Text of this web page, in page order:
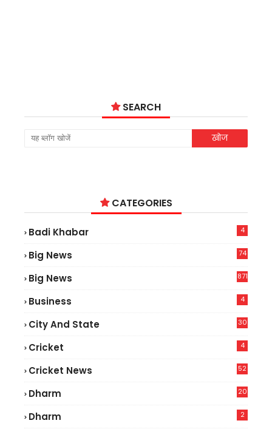
SEARCH
CATEGORIES
Badi Khabar 4
Big News
74
Big News 871
Business 4
City And State 30
Cricket 4
Cricket News
52
Dharm 20
Dharm 2